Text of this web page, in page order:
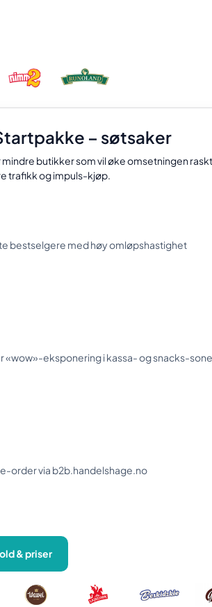
– søtsaker
butikker som vil øke omsetningen
trafikk og impuls-kjøp.
bestselgere med høy omløpshastighet
«wow»-eksponering i kassa- og snacks-
order via b2b.handelshage.no
& priser